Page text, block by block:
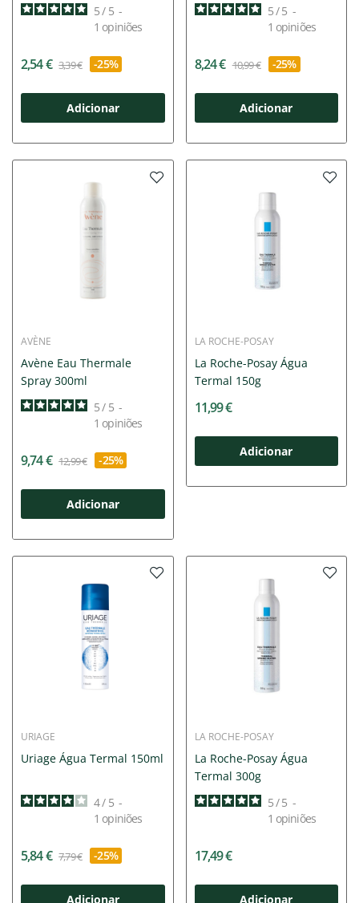
5/ 5 -
1 opiniões
2,54 € 3,39 € -25%
Adicionar
5/ 5 -
1 opiniões
8,24 € 10,99 € -25%
Adicionar
AVÈNE
Avène Eau Thermale
Spray 300ml
5/ 5 -
1 opiniões
9,74 € 12,99 € -25%
Adicionar
LA ROCHE-POSAY
La Roche-Posay Água
Termal 150g
11,99 €
Adicionar
URIAGE
Uriage Água Termal 150ml
4/ 5 -
1 opiniões
5,84 € 7,79 € -25%
Adicionar
LA ROCHE-POSAY
La Roche-Posay Água
Termal 300g
5/ 5 -
1 opiniões
17,49 €
Adicionar